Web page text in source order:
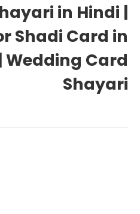
in Hindi |
Shadi Card in
Wedding Card
Shayari